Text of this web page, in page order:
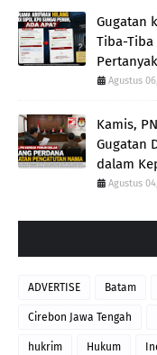
Gugatan
Tiba-Tiba
Agustus
Kamis,
Gugatan
dalam
Agustus
ADVERTISE Batam
Cirebon Jawa Tengah
hukrim Hukum